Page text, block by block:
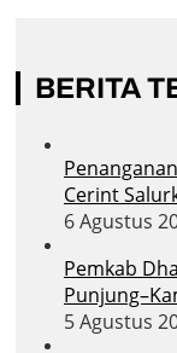
BERITA
Cerint
6 Agustus
Pemkab
5 Agustus